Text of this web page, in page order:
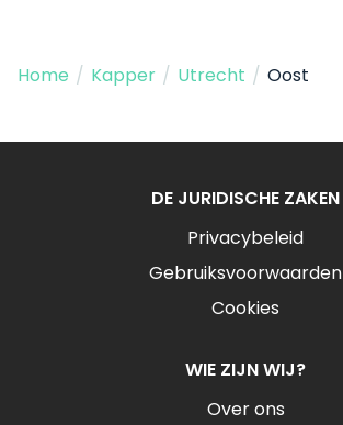
Home / Kapper / Utrecht / Oost
DE JURIDISCHE ZAKEN
Privacybeleid
Gebruiksvoorwaarden
Cookies
WIE ZIJN WIJ?
Over ons